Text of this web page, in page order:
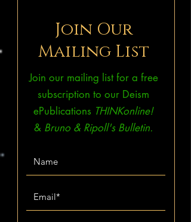
Join Our
Mailing List
Join our mailing list for a free
subscription to our Deism
ePublications THINKonline!
& Bruno & Ripoll's Bulletin.